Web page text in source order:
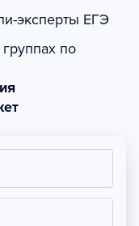
эксперты ЕГЭ
по